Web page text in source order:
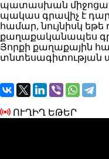
պատասխան
պակաս գրավիչ է
համար, նույնիսկ
քաղաքականապես
Յորքի քաղաքային
տնտեսագիտության
ՈՒՂԻՂ ԵԹԵՐ